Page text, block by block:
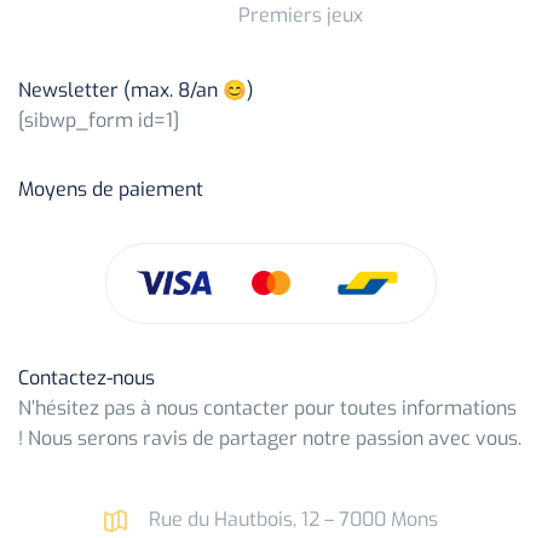
Premiers jeux
Newsletter (max. 8/an 😊)
[sibwp_form id=1]
Moyens de paiement
Contactez-nous
N’hésitez pas à nous contacter pour toutes informations
! Nous serons ravis de partager notre passion avec vous.
Rue du Hautbois, 12 – 7000 Mons